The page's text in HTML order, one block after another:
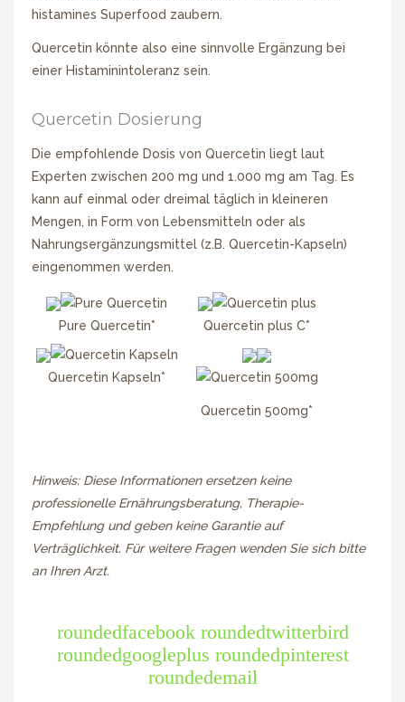
histamines Superfood zaubern.
Quercetin könnte also eine sinnvolle Ergänzung bei
einer Histaminintoleranz sein.
Quercetin Dosierung
Die empfohlende Dosis von Quercetin liegt laut
Experten zwischen 200 mg und 1.000 mg am Tag. Es
kann auf einmal oder dreimal täglich in kleineren
Mengen, in Form von Lebensmitteln oder als
Nahrungsergänzungsmittel (z.B. Quercetin-Kapseln)
eingenommen werden.
Pure Quercetin* Quercetin plus C*
Quercetin Kapseln*
Quercetin 500mg*
Hinweis: Diese Informationen ersetzen keine
professionelle Ernährungsberatung, Therapie-
Empfehlung und geben keine Garantie auf
Verträglichkeit. Für weitere Fragen wenden Sie sich bitte
an Ihren Arzt.
roundedfacebook roundedtwitterbird
roundedgoogleplus roundedpinterest
roundedemail